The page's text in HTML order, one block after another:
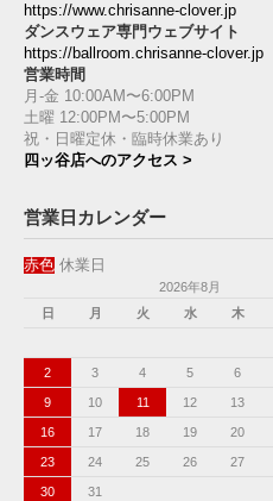
https://www.chrisanne-clover.jp
ダンスウェア専門ウェブサイト
https://ballroom.chrisanne-clover.jp
営業時間
月-金 10:00AM〜6:00PM
土曜 12:00PM〜5:00PM
祝・日曜定休・臨時休業あり
四ッ谷店へのアクセス >
営業日カレンダー
赤色 休業日
2026年8月
日
月 火 水 木
2 3 4 5 6
9 10 11 12 13
16 17 18 19 20
23 24 25 26 27
30 31